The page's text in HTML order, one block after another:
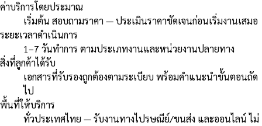
ค่าบริการโดยประมาณ
เริ่มต้น สอบถามราคา — ประเมินราคาชัดเจนก่อนเริ่มงานเสมอ
ระยะเวลาดำเนินการ
1–7 วันทำการ ตามประเภทงานและหน่วยงานปลายทาง
สิ่งที่ลูกค้าได้รับ
เอกสารที่รับรองถูกต้องตามระเบียบ พร้อมคำแนะนำขั้นตอนถัด
ไป
พื้นที่ให้บริการ
ทั่วประเทศไทย — รับงานทางไปรษณีย์/ขนส่ง และออนไลน์ ไม่